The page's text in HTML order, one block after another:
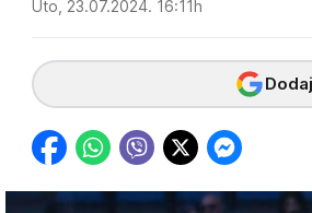
Uto, 23.07.2024. 16:11h